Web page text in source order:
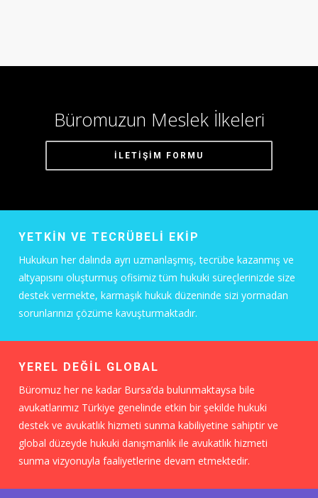
Büromuzun Meslek İlkeleri
İLETİŞİM FORMU
YETKİN VE TECRÜBELİ EKİP
Hukukun her dalında ayrı uzmanlaşmış, tecrübe kazanmış ve
altyapısını oluşturmuş ofisimiz tüm hukuki süreçlerinizde size
destek vermekte, karmaşık hukuk düzeninde sizi yormadan
sorunlarınızı çözüme kavuşturmaktadır.
YEREL DEĞİL GLOBAL
Büromuz her ne kadar Bursa’da bulunmaktaysa bile
avukatlarımız Türkiye genelinde etkin bir şekilde hukuki
destek ve avukatlık hizmeti sunma kabiliyetine sahiptir ve
global düzeyde hukuki danışmanlık ile avukatlık hizmeti
sunma vizyonuyla faaliyetlerine devam etmektedir.